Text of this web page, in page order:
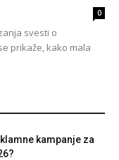
0
svesti o
prikaže, kako mala
kampanje za